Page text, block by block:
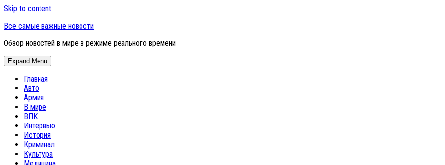
Skip to content
Все самые важные новости
Обзор новостей в мире в режиме реального времени
Expand Menu
Главная
Авто
Армия
В мире
ВПК
Интервью
История
Криминал
Культура